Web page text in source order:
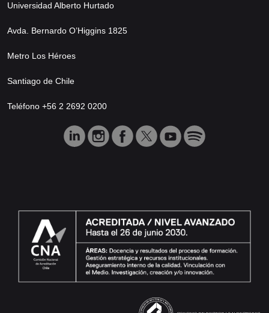
Universidad Alberto Hurtado
Avda. Bernardo O’Higgins 1825
Metro Los Héroes
Santiago de Chile
Teléfono +56 2 2692 0200